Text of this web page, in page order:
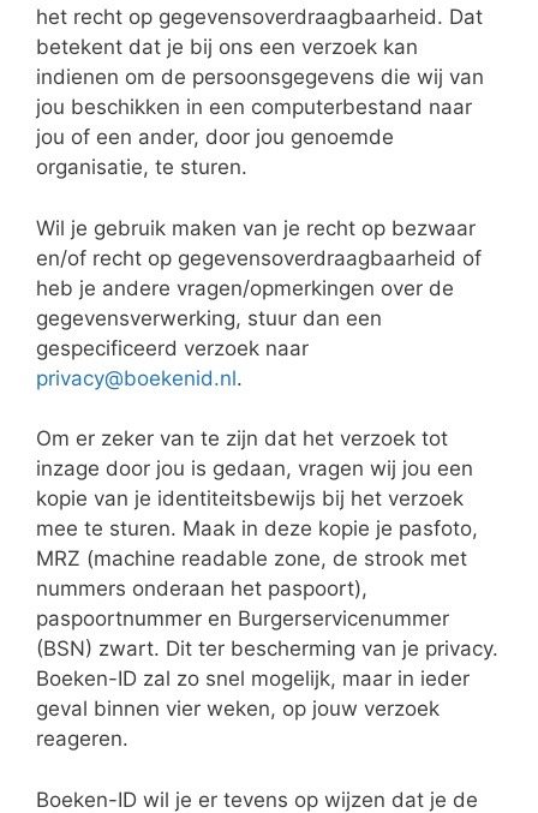
het recht op gegevensoverdraagbaarheid. Dat
betekent dat je bij ons een verzoek kan
indienen om de persoonsgegevens die wij van
jou beschikken in een computerbestand naar
jou of een ander, door jou genoemde
organisatie, te sturen.
Wil je gebruik maken van je recht op bezwaar
en/of recht op gegevensoverdraagbaarheid of
heb je andere vragen/opmerkingen over de
gegevensverwerking, stuur dan een
gespecificeerd verzoek naar
privacy@boekenid.nl.
Om er zeker van te zijn dat het verzoek tot
inzage door jou is gedaan, vragen wij jou een
kopie van je identiteitsbewijs bij het verzoek
mee te sturen. Maak in deze kopie je pasfoto,
MRZ (machine readable zone, de strook met
nummers onderaan het paspoort),
paspoortnummer en Burgerservicenummer
(BSN) zwart. Dit ter bescherming van je privacy.
Boeken-ID zal zo snel mogelijk, maar in ieder
geval binnen vier weken, op jouw verzoek
reageren.
Boeken-ID wil je er tevens op wijzen dat je de